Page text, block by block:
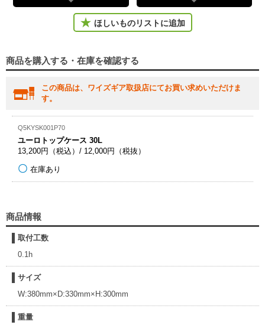
ほしいものリストに追加
商品を購入する・在庫を確認する
この商品は、ワイズギア取扱店にてお買い求めいただけま
す。
Q5KYSK001P70
ユーロトップケース 30L
13,200円（税込）/ 12,000円（税抜）
在庫あり
商品情報
取付工数
0.1h
サイズ
W:380mm×D:330mm×H:300mm
重量